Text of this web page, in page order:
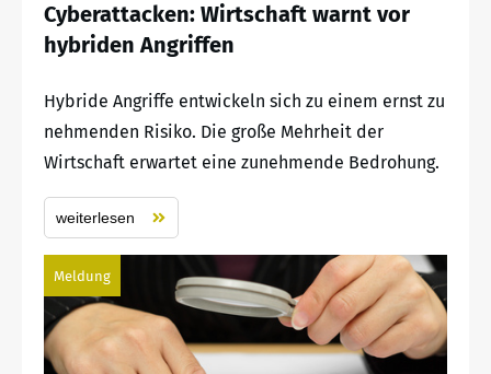
Cyberattacken: Wirtschaft warnt vor
hybriden Angriffen
Hybride Angriffe entwickeln sich zu einem ernst zu
nehmenden Risiko. Die große Mehrheit der
Wirtschaft erwartet eine zunehmende Bedrohung.
weiterlesen
Meldung